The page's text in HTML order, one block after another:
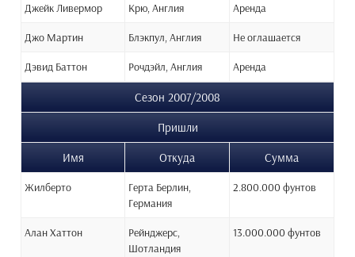
Джейк Ливермор Крю, Англия Аренда
Джо Мартин Блэкпул, Англия Не оглашается
Дэвид Баттон Рочдэйл, Англия Аренда
Сезон 2007/2008
Пришли
Имя
Откуда Сумма
Жилберто
Герта Берлин,
Германия
2.800.000 фунтов
Алан Хаттон
Рейнджерс,
Шотландия
13.000.000 фунтов